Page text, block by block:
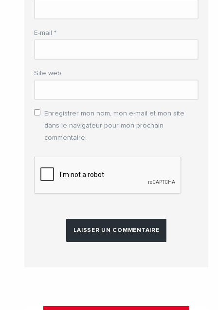
E-mail *
Site web
Enregistrer mon nom, mon e-mail et mon site
dans le navigateur pour mon prochain
commentaire.